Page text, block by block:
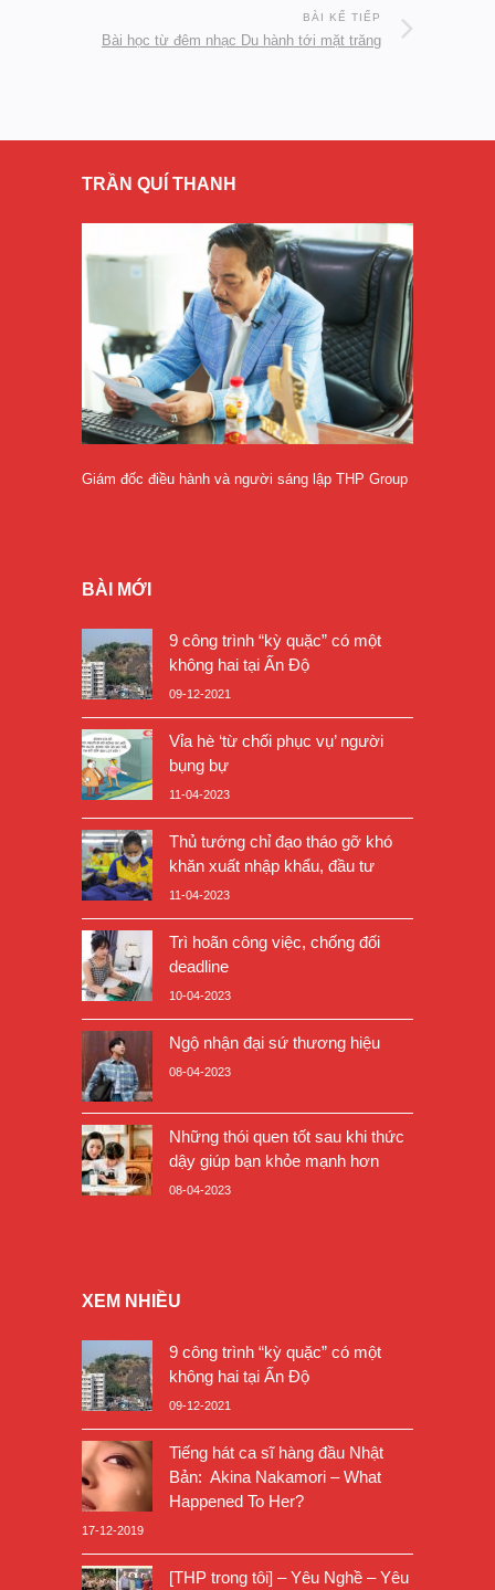
BÀI KẾ TIẾP
Bài học từ đêm nhạc Du hành tới mặt trăng
TRẦN QUÍ THANH
Giám đốc điều hành và người sáng lập THP Group
BÀI MỚI
9 công trình “kỳ quặc” có một
không hai tại Ấn Độ
09-12-2021
Vỉa hè ‘từ chối phục vụ’ người
bụng bự
11-04-2023
Thủ tướng chỉ đạo tháo gỡ khó
khăn xuất nhập khẩu, đầu tư
11-04-2023
Trì hoãn công việc, chống đối
deadline
10-04-2023
Ngộ nhận đại sứ thương hiệu
08-04-2023
Những thói quen tốt sau khi thức
dậy giúp bạn khỏe mạnh hơn
08-04-2023
XEM NHIỀU
9 công trình “kỳ quặc” có một
không hai tại Ấn Độ
09-12-2021
Tiếng hát ca sĩ hàng đầu Nhật
Bản: Akina Nakamori – What
Happened To Her?
17-12-2019
[THP trong tôi] – Yêu Nghề – Yêu